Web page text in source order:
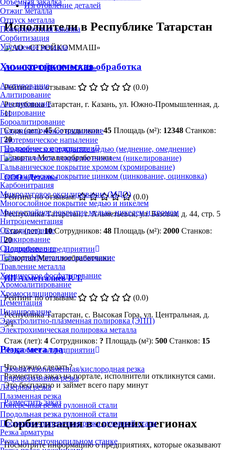
Отжиг металла
Отпуск металла
Поверхностная закалка
Сорбитизация
Улучшение металла
Химико-термическая обработка
Азотирование
Алитирование
Анодирование
Борирование
Бороалитирование
Газодинамическое напыление
Газотермическое напыление
Гальваническое покрытие медью (меднение, омеднение)
Гальваническое покрытие никелем (никелирование)
Гальваническое покрытие хромом (хромирование)
Гальваническое покрытие цинком (цинкование, оцинковка)
Карбонитрация
Микродуговое оксидирование (МДО)
Многослойное покрытие медью и никелем
Многослойное покрытие медью, никелем и хромом
Нитроцементация
Оксидирование
Плакирование
Силицирование
Термодиффузионное цинкование
Травление металла
Химическое фосфатирование
Хромоалитирование
Хромосилицирование
Цементация
Цианирование
Электролитно-плазменная полировка (ЭПП)
Электрохимическая полировка металла
Резка металла
Газовая/газопламенная/кислородная резка
Гидроабразивная резка
Лазерная резка
Плазменная резка
Поперечная резка рулонной стали
Продольная резка рулонной стали
Продольно-поперечная резка рулонной стали
Резка арматуры
Резка на ленточнопильном станке
Изготовление деталей
Исполнители в Республике Татарстан
АО «СТРОЙКОММАШ»
Рейтинг по отзывам:
(0.0)
Республика Татарстан, г. Казань, ул. Южно-Промышленная, д.
11
Стаж (лет):45 Сотрудников:45 Площадь (м²): 12348 Станков:
20
Подробнее о предприятии
ООО «Деталь»
Рейтинг по отзывам:
(0.0)
Республика Татарстан, г. Альметьевск, ул. Базовая, д. 44, стр. 5
Стаж (лет):10 Сотрудников: 48 Площадь (м²): 2000 Станков:
20
Подробнее о предприятии
ИП Ахметгалиев Р. Т.
Рейтинг по отзывам:
(0.0)
Республика Татарстан, с. Высокая Гора, ул. Центральная, д.
3/1
Стаж (лет): 4 Сотрудников: ? Площадь (м²): 500 Станков: 15
Подробнее о предприятии
Что нужно сделать?
Разместите заказ на портале, исполнители откликнутся сами.
Это бесплатно и займет всего пару минут
Разместить заказ
Сорбитизация в соседних регионах
Посмотрите информацию о предприятиях, которые оказывают